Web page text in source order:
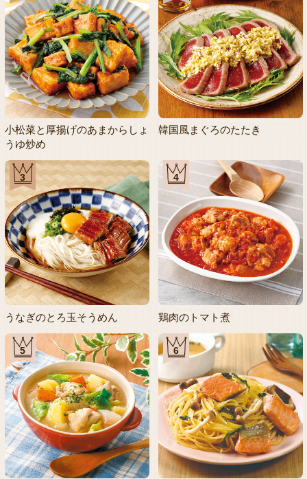
小松菜と厚揚げのあまからしょ
うゆ炒め
韓国風まぐろのたたき
3
うなぎのとろ玉そうめん
4
鶏肉のトマト煮
5 6